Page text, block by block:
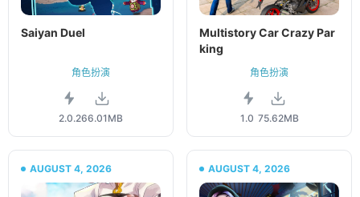
Saiyan Duel
角色扮演
2.0.266.01MB
Multistory Car Crazy Par
king
角色扮演
1.0 75.62MB
AUGUST 4, 2026 AUGUST 4, 2026